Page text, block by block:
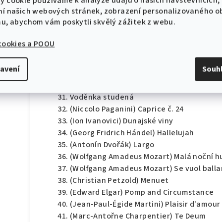
našich webových stránek, zobrazení personalizovaného
abychom vám poskytli skvělý zážitek z webu.
a POOU
Tráva neroste
Vínko, vínko
Voděnka studená
(Niccolo Paganini) Caprice č. 24
(Ion Ivanovici) Dunajské viny
(Georg Fridrich Hándel) Hallelujah
(Antonín Dvořák) Largo
(Wolfgang Amadeus Mozart) Malá noční
(Wolfgang Amadeus Mozart) Se vuol
(Christian Petzold) Menuet
(Edward Elgar) Pomp and Circumstance
(Jean-Paul-Égide Martini) Plaisir d'amour
(Marc-Antořne Charpentier) Te Deum